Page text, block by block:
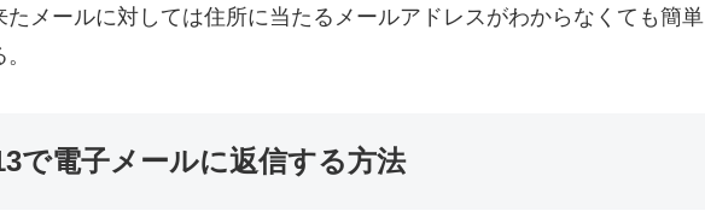
メールに対しては住所に当たるメールアドレスがわからなくても簡単
で電子メールに返信する方法